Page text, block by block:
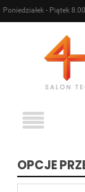
Poniedziałek - Piątek
OPCJE